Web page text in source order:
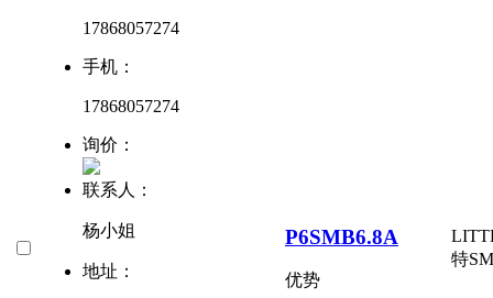
17868057274
手机：
17868057274
询价：
联系人：
杨小姐
地址：
P6SMB6.8A
优势
特